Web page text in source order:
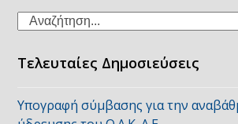
Search
Τελευταίες Δημοσιεύσεις
Υπογραφή σύμβασης για την